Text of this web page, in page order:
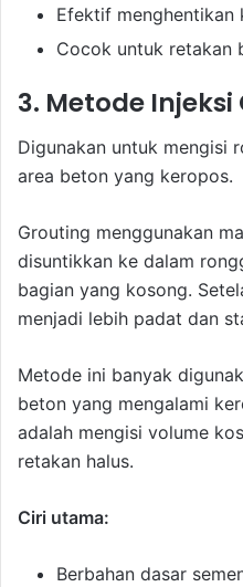
Efektif menghentikan
Cocok untuk retakan
3. Metode
Digunakan untuk mengisi
area beton yang keropos.
Grouting menggunakan
disuntikkan ke dalam
bagian yang kosong.
menjadi lebih padat dan
Metode ini banyak
beton yang mengalami
adalah mengisi volume
retakan halus.
Ciri utama:
Berbahan dasar